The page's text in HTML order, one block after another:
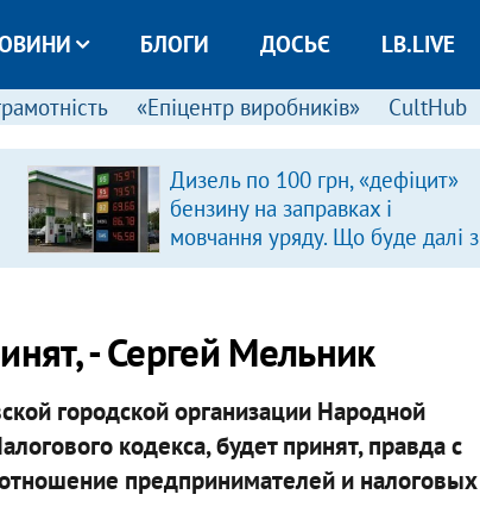
БЛОГИ ДОСЬЄ LB.LIVE
«Епіцентр виробників» CultHub
Дизель по 100 грн, «дефіцит»
бензину на заправках і
мовчання уряду. Що буде далі з
цінами на пальне?
- Сергей Мельник
городской организации Народной
кодекса, будет принят, правда с
предпринимателей и налоговых